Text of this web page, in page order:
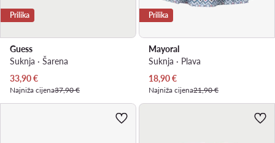
Prilika
Guess
Suknja · Šarena
Trenutna cijena
33,90€
Najniža cijena37,90 €
Prilika
Mayoral
Suknja · Plava
Trenutna cijena
18,90€
Najniža cijena21,90 €